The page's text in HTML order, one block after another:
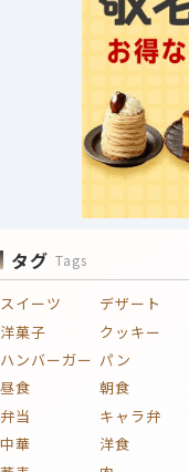
タグ Tags
スイーツ デザート
洋菓子
クッキー
ハンバーガー パン
昼食
朝食
弁当
キャラ弁
中華
洋食